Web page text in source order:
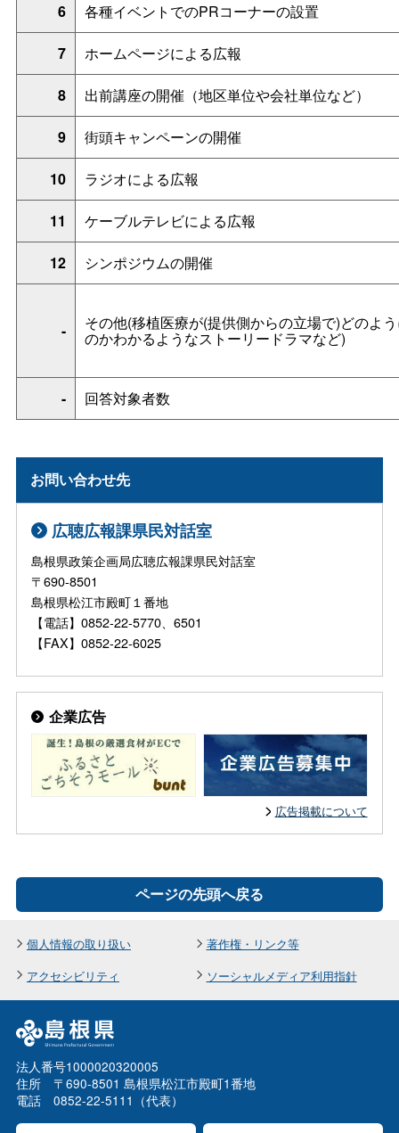
6 各種イベントでのPRコーナーの設置
7 ホームページによる広報
8 出前講座の開催（地区単位や会社単位など）
9 街頭キャンペーンの開催
10 ラジオによる広報
11 ケーブルテレビによる広報
12 シンポジウムの開催
- その他(移植医療が(提供側からの立場で)どのよ
のかわかるようなストーリードラマなど)
- 回答対象者数
お問い合わせ先
広聴広報課県民対話室
島根県政策企画局広聴広報課県民対話室
〒690-8501
島根県松江市殿町１番地
【電話】0852-22-5770、6501
【FAX】0852-22-6025
企業広告
広告掲載について
ページの先頭へ戻る
個人情報の取り扱い
著作権・リンク等
アクセシビリティ
ソーシャルメディア利用指針
法人番号1000020320005
住所 〒690-8501 島根県松江市殿町1番地
電話 0852-22-5111（代表）